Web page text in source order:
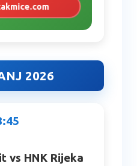
2026
vs HNK Rijeka